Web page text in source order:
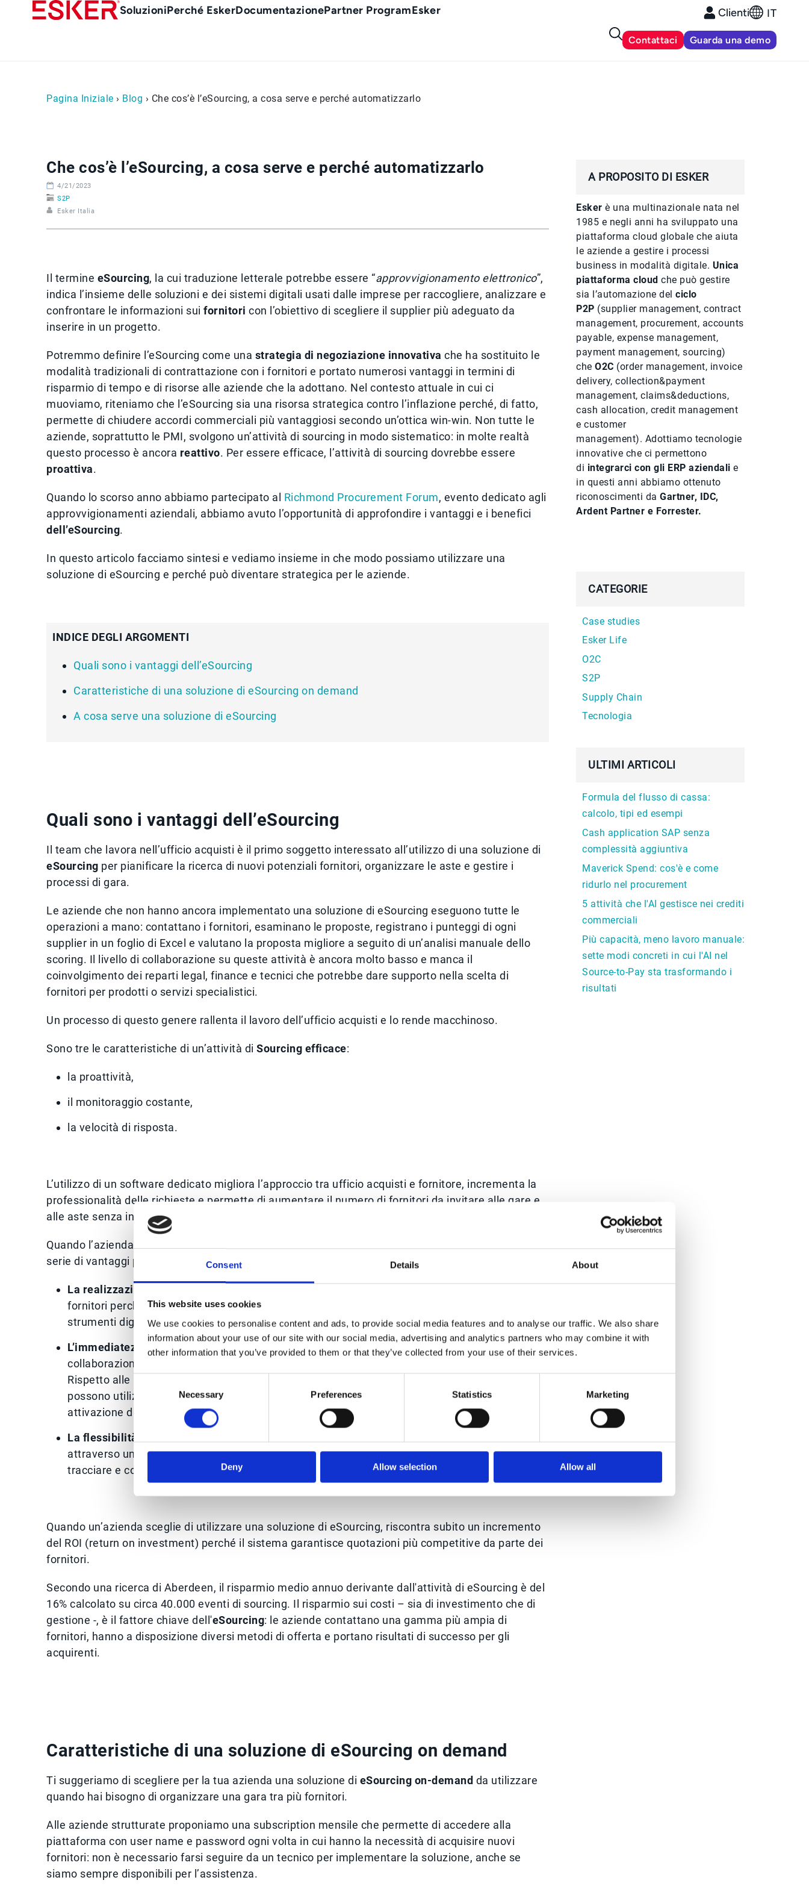
Consent Details About
This website uses cookies
We use cookies to personalise content and ads, to provide social media features and to analyse our traffic. We also share
information about your use of our site with our social media, advertising and analytics partners who may combine it with
other information that you’ve provided to them or that they’ve collected from your use of their services.
Selection
Necessary Preferences Statistics Marketing
Deny Allow selection Allow all
Main
SoluzioniPerché EskerDocumentazionePartner ProgramEsker Clienti IT
Contattaci Guarda una demo
Pagina Iniziale › Blog › Che cos’è l’eSourcing, a cosa serve e perché automatizzarlo
Che cos’è l’eSourcing, a cosa serve e perché automatizzarlo
4/21/2023
S2P
Esker Italia
Il termine eSourcing, la cui traduzione letterale potrebbe essere “approvvigionamento elettronico”,
indica l’insieme delle soluzioni e dei sistemi digitali usati dalle imprese per raccogliere, analizzare e
confrontare le informazioni sui fornitori con l’obiettivo di scegliere il supplier più adeguato da
inserire in un progetto.
Potremmo definire l’eSourcing come una strategia di negoziazione innovativa che ha sostituito le
modalità tradizionali di contrattazione con i fornitori e portato numerosi vantaggi in termini di
risparmio di tempo e di risorse alle aziende che la adottano. Nel contesto attuale in cui ci
muoviamo, riteniamo che l’eSourcing sia una risorsa strategica contro l’inflazione perché, di fatto,
permette di chiudere accordi commerciali più vantaggiosi secondo un’ottica win-win. Non tutte le
aziende, soprattutto le PMI, svolgono un’attività di sourcing in modo sistematico: in molte realtà
questo processo è ancora reattivo. Per essere efficace, l’attività di sourcing dovrebbe essere
proattiva.
Quando lo scorso anno abbiamo partecipato al Richmond Procurement Forum, evento dedicato agli
approvvigionamenti aziendali, abbiamo avuto l’opportunità di approfondire i vantaggi e i benefici
dell’eSourcing.
In questo articolo facciamo sintesi e vediamo insieme in che modo possiamo utilizzare una
soluzione di eSourcing e perché può diventare strategica per le aziende.
INDICE DEGLI ARGOMENTI
Quali sono i vantaggi dell’eSourcing
Caratteristiche di una soluzione di eSourcing on demand
A cosa serve una soluzione di eSourcing
Quali sono i vantaggi dell’eSourcing
Il team che lavora nell’ufficio acquisti è il primo soggetto interessato all’utilizzo di una soluzione di
eSourcing per pianificare la ricerca di nuovi potenziali fornitori, organizzare le aste e gestire i
processi di gara.
Le aziende che non hanno ancora implementato una soluzione di eSourcing eseguono tutte le
operazioni a mano: contattano i fornitori, esaminano le proposte, registrano i punteggi di ogni
supplier in un foglio di Excel e valutano la proposta migliore a seguito di un’analisi manuale dello
scoring. Il livello di collaborazione su queste attività è ancora molto basso e manca il
coinvolgimento dei reparti legal, finance e tecnici che potrebbe dare supporto nella scelta di
fornitori per prodotti o servizi specialistici.
Un processo di questo genere rallenta il lavoro dell’ufficio acquisti e lo rende macchinoso.
Sono tre le caratteristiche di un’attività di Sourcing efficace:
la proattività,
il monitoraggio costante,
la velocità di risposta.
L’utilizzo di un software dedicato migliora l’approccio tra ufficio acquisti e fornitore, incrementa la
professionalità delle richieste e permette di aumentare il numero di fornitori da invitare alle gare e
alle aste senza incrementare il carico di lavoro dei collaboratori.
Quando l’azienda sceglie di utilizzare una soluzione di eSourcing, beneficia nell’immediato di una
serie di vantaggi pratici e strategici.
La realizzazione di un ecosistema
fornitori perché snellisce i passaggi per creare una collaborazione ed elimina le e-mail. Gli
strumenti digitali migliorano la comunicazione e la relazione tra ufficio acquisti e supplier.
L’immediatezza di utilizzo e l’accessibilità
: la soluzione di eSourcing progettata da Esker in
collaborazione con Market Dojo non ha bisogno della fase progettuale e di implementazione.
Rispetto alle altre soluzioni di eProcurement, questo sistema è chiavi in mano: le aziende
possono utilizzare il software di eSourcing ogni volta in cui ne hanno bisogno, con la semplice
attivazione di un abbonamento.
La flessibilità di una soluzione trasversale
attraverso un unico portale, facile da usare e adatto a qualsiasi tipologia di azienda. È possibile
tracciare e controllare le attività di approvvigionamento da una dashboard personale.
Quando un’azienda sceglie di utilizzare una soluzione di eSourcing, riscontra subito un incremento
del ROI (return on investment) perché il sistema garantisce quotazioni più competitive da parte dei
fornitori.
Secondo una ricerca di Aberdeen, il risparmio medio annuo derivante dall'attività di eSourcing è del
16% calcolato su circa 40.000 eventi di sourcing. Il risparmio sui costi – sia di investimento che di
gestione -, è il fattore chiave dell'eSourcing: le aziende contattano una gamma più ampia di
fornitori, hanno a disposizione diversi metodi di offerta e portano risultati di successo per gli
acquirenti.
Caratteristiche di una soluzione di eSourcing on demand
Ti suggeriamo di scegliere per la tua azienda una soluzione di eSourcing on-demand da utilizzare
quando hai bisogno di organizzare una gara tra più fornitori.
Alle aziende strutturate proponiamo una subscription mensile che permette di accedere alla
piattaforma con user name e password ogni volta in cui hanno la necessità di acquisire nuovi
fornitori: non è necessario farsi seguire da un tecnico per implementare la soluzione, anche se
siamo sempre disponibili per l’assistenza.
A PROPOSITO DI ESKER
Esker è una multinazionale nata nel
1985 e negli anni ha sviluppato una
piattaforma cloud globale che aiuta
le aziende a gestire i processi
business in modalità digitale. Unica
piattaforma cloud che può gestire
sia l’automazione del ciclo
P2P (supplier management, contract
management, procurement, accounts
payable, expense management,
payment management, sourcing)
che O2C (order management, invoice
delivery, collection&payment
management, claims&deductions,
cash allocation, credit management
e customer
management). Adottiamo tecnologie
innovative che ci permettono
di integrarci con gli ERP aziendali e
in questi anni abbiamo ottenuto
riconoscimenti da Gartner, IDC,
Ardent Partner e Forrester.
CATEGORIE
Case studies
Esker Life
O2C
S2P
Supply Chain
Tecnologia
ULTIMI ARTICOLI
Formula del flusso di cassa:
calcolo, tipi ed esempi
Cash application SAP senza
complessità aggiuntiva
Maverick Spend: cos'è e come
ridurlo nel procurement
5 attività che l'AI gestisce nei crediti
commerciali
Più capacità, meno lavoro manuale:
sette modi concreti in cui l'AI nel
Source-to-Pay sta trasformando i
risultati